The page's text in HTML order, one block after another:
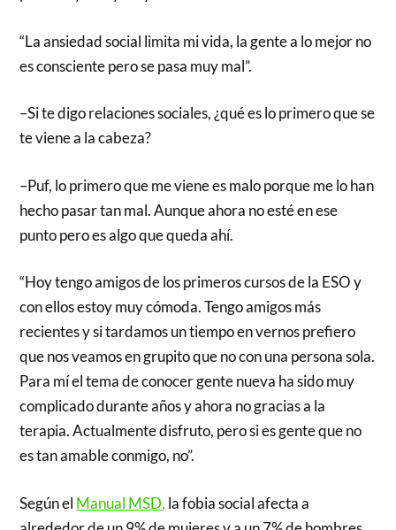
“La ansiedad social limita mi vida, la gente a lo mejor no
es consciente pero se pasa muy mal”.
–Si te digo relaciones sociales, ¿qué es lo primero que se
te viene a la cabeza?
–Puf, lo primero que me viene es malo porque me lo han
hecho pasar tan mal. Aunque ahora no esté en ese
punto pero es algo que queda ahí.
“Hoy tengo amigos de los primeros cursos de la ESO y
con ellos estoy muy cómoda. Tengo amigos más
recientes y si tardamos un tiempo en vernos prefiero
que nos veamos en grupito que no con una persona sola.
Para mí el tema de conocer gente nueva ha sido muy
complicado durante años y ahora no gracias a la
terapia. Actualmente disfruto, pero si es gente que no
es tan amable conmigo, no”.
Según el Manual MSD, la fobia social afecta a